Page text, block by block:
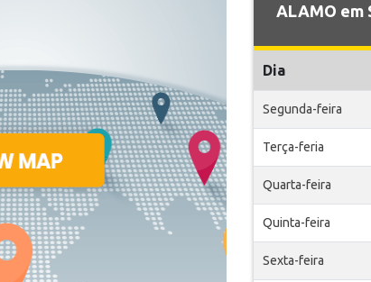
ALAMO em
Dia
Segunda-feira
Terça-feria
Quarta-feira
Quinta-feira
Sexta-feira